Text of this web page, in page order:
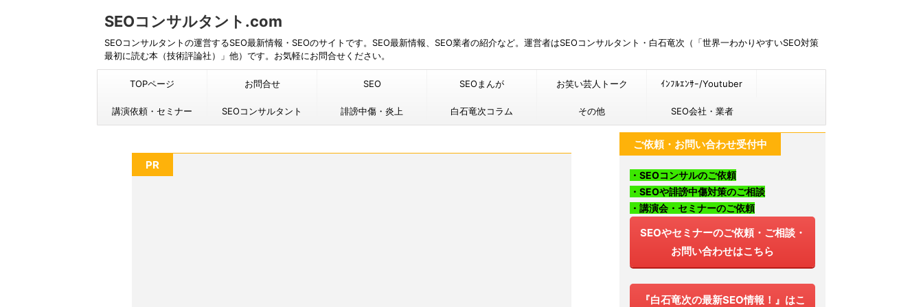
SEOコンサルタント.com
SEOコンサルタントの運営するSEO最新情報・SEOのサイトです。SEO最新情報、SEO業者の紹介など。運営者はSEOコンサルタント・白石竜次（「世界一わかりやすいSEO対策
最初に読む本（技術評論社）」他）です。お気軽にお問合せください。
TOPページ お問合せ SEO SEOまんが お笑い芸人トーク ｲﾝﾌﾙｴﾝｻｰ/Youtuber
講演依頼・セミナー SEOコンサルタント 誹謗中傷・炎上 白石竜次コラム その他 SEO会社・業者
PR
ご依頼・お問い合わせ受付中
・SEOコンサルのご依頼
・SEOや誹謗中傷対策のご相談
・講演会・セミナーのご依頼
SEOやセミナーのご依頼・ご相談・
お問い合わせはこちら
『白石竜次の最新SEO情報！』はこ